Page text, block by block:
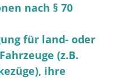
nach § 70
für land- oder
(z.B.
ihre